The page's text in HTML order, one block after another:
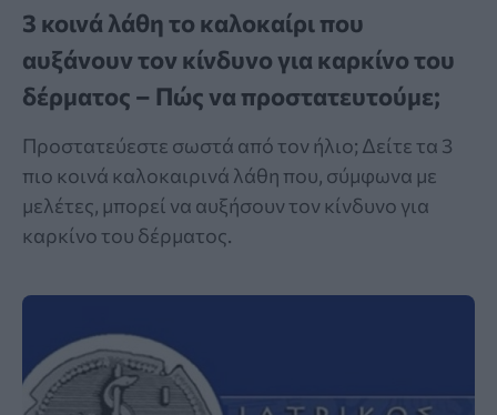
3 κοινά λάθη το καλοκαίρι που
αυξάνουν τον κίνδυνο για καρκίνο του
δέρματος – Πώς να προστατευτούμε;
Προστατεύεστε σωστά από τον ήλιο; Δείτε τα 3
πιο κοινά καλοκαιρινά λάθη που, σύμφωνα με
μελέτες, μπορεί να αυξήσουν τον κίνδυνο για
καρκίνο του δέρματος.